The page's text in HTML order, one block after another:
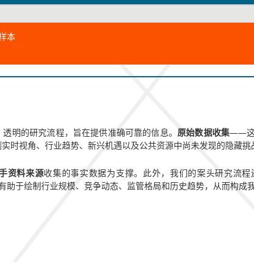
本
明的研究流程，旨在提供准确可靠的信息。 原始数据收集——这
时视角、行业趋势、新兴机遇以及公共资源中尚未发现的隐藏挑
资料来源收集的事实数据为支撑。此外，我们的案头研究流程
于绘制行业规模、竞争动态、监管格局和历史趋势，从而构成